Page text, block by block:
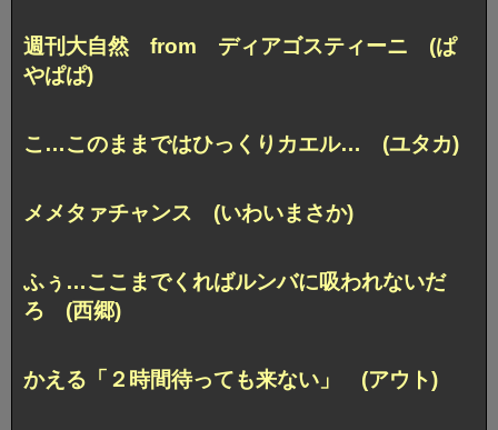
週刊大自然 from ディアゴスティーニ (ぱ
やぱぱ)
こ…このままではひっくりカエル… (ユタカ)
メメタァチャンス (いわいまさか)
ふぅ…ここまでくればルンバに吸われないだ
ろ (西郷)
かえる「２時間待っても来ない」 (アウト)